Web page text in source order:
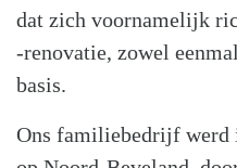
dat zich voornamelijk
‑renovatie, zowel
basis.
Ons familiebedrijf werd